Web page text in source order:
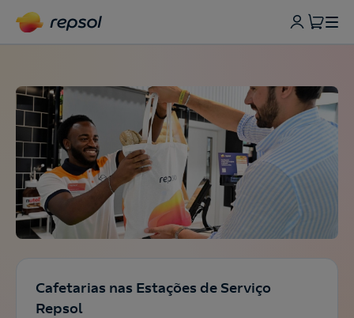
Cafetarias nas Estações de Serviço
Repsol